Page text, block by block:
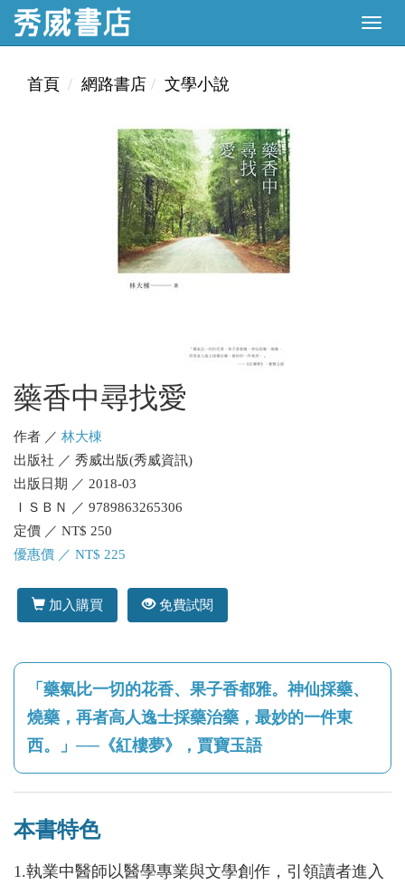
首頁 網路書店 文學小說
藥香中尋找愛
作者 ／ 林大棟
出版社 ／ 秀威出版(秀威資訊)
出版日期 ／ 2018-03
ＩＳＢＮ ／ 9789863265306
定價 ／ NT$ 250
優惠價 ／ NT$ 225
加入購買 免費試閱
「藥氣比一切的花香、果子香都雅。神仙採藥、
燒藥，再者高人逸士採藥治藥，最妙的一件東
西。」──《紅樓夢》，賈寶玉語
本書特色
1.執業中醫師以醫學專業與文學創作，引領讀者進入